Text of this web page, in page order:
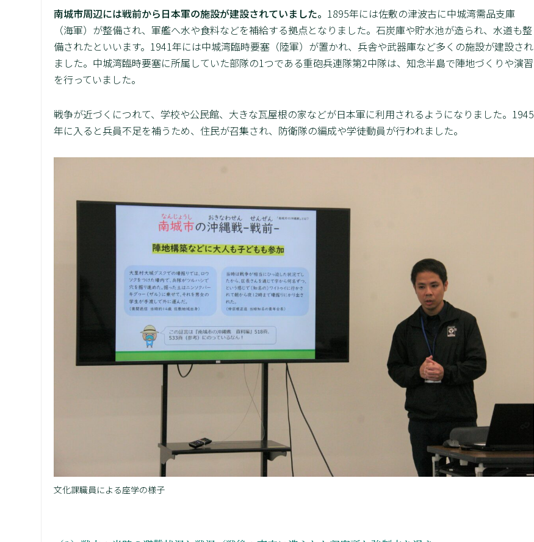
南城市周辺には戦前から日本軍の施設が建設されていました。 1895年には佐敷の津波古に中城湾需品支庫
（海軍）が整備され、軍艦へ水や食料などを補給する拠点となりました。石炭庫や貯水池が造られ、水道も整
備されたといいます。1941年には中城湾臨時要塞（陸軍）が置かれ、兵舎や武器庫など多くの施設が建設され
ました。中城湾臨時要塞に所属していた部隊の1つである重砲兵連隊第2中隊は、知念半島で陣地づくりや演習
を行っていました。
戦争が近づくにつれて、学校や公民館、大きな瓦屋根の家などが日本軍に利用されるようになりました。1945
年に入ると兵員不足を補うため、住民が召集され、防衛隊の編成や学徒動員が行われました。
文化課職員による座学の様子